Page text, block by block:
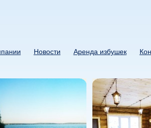
Новости Аренда избушек